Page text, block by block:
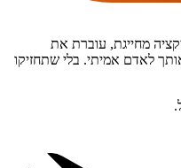
מחייגת, עוברת את
לאדם אמיתי. בלי שתחזיקו